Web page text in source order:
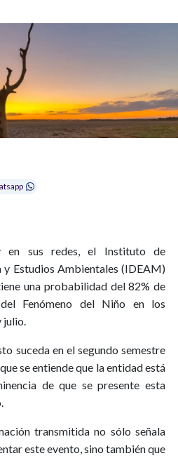
en sus redes, el Instituto de
Estudios Ambientales (IDEAM)
una probabilidad del 82% de
Fenómeno del Niño en los
julio.
suceda en el segundo semestre
se entiende que la entidad está
de que se presente esta
transmitida no sólo señala
este evento, sino también que